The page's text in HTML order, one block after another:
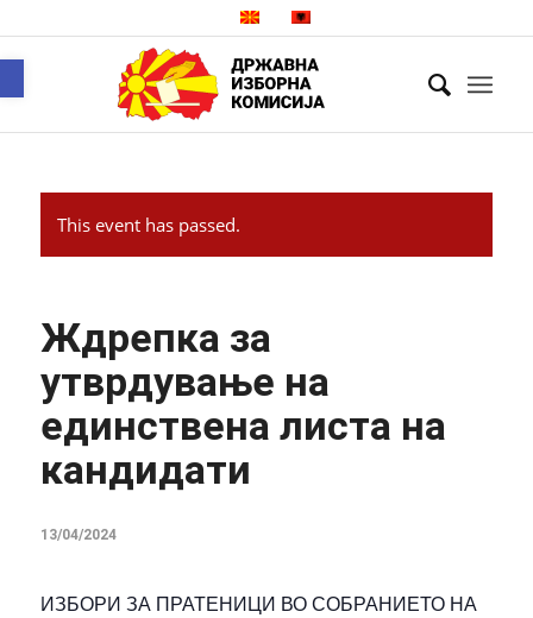
This event has passed.
Ждрепка за
утврдување на
единствена листа на
кандидати
13/04/2024
ИЗБОРИ ЗА ПРАТЕНИЦИ ВО СОБРАНИЕТО НА
Open toolbar